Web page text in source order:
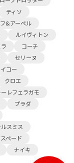
ティソ
&アーペル
ルイヴィトン
コーチ
セリーヌ
コー
クロエ
レフェラガモ
プラダ
スミス
ペード
ナイキ